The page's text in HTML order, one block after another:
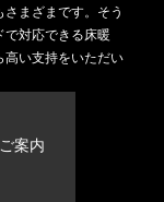
まざまです。そう
対応できる床暖
高い支持をいただい
案内